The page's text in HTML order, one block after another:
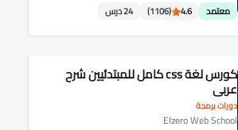
معتمد 4.6
(1106) 24 درس
دورات برمجة
كورس لغة css كامل للمبتدئيين شرح
عربى
Elzero Web School